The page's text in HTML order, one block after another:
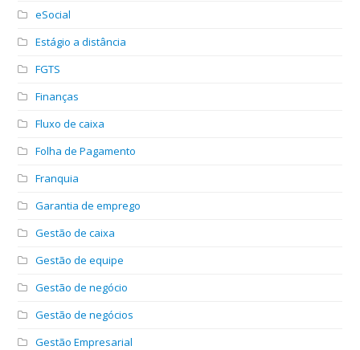
eSocial
Estágio a distância
FGTS
Finanças
Fluxo de caixa
Folha de Pagamento
Franquia
Garantia de emprego
Gestão de caixa
Gestão de equipe
Gestão de negócio
Gestão de negócios
Gestão Empresarial